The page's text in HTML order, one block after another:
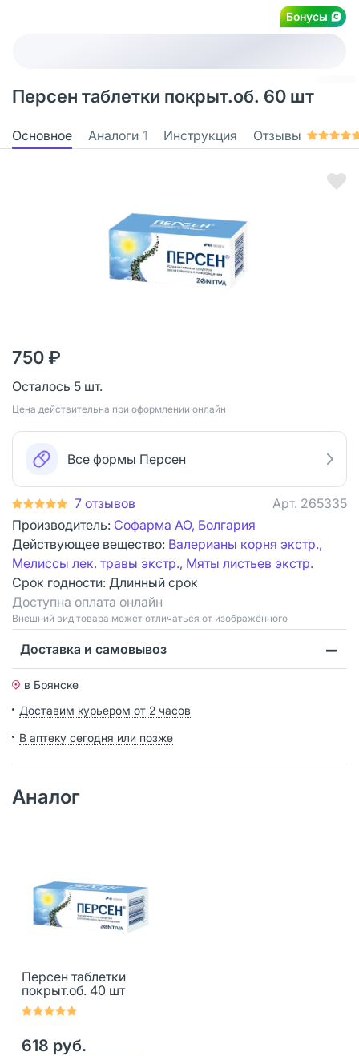
Бонусы
Персен таблетки покрыт.об. 60 шт
Основное Аналоги 1 Инструкция Отзывы
750 ₽
Осталось 5 шт.
Цена действительна при оформлении онлайн
Все формы Персен
7 отзывов Арт. 265335
Производитель: Софарма АО, Болгария
Действующее вещество: Валерианы корня экстр.,
Мелиссы лек. травы экстр., Мяты листьев экстр.
Срок годности: Длинный срок
Доступна оплата онлайн
Bнешний вид товара может отличаться от изображённого
Доставка и самовывоз
в Брянске
Доставим курьером от 2 часов
В аптеку сегодня или позже
Аналог
Персен таблетки
покрыт.об. 40 шт
618 руб.